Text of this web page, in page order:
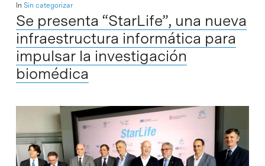
In Sin categorizar
Se presenta “StarLife”, una nueva
infraestructura informática para
impulsar la investigación
biomédica